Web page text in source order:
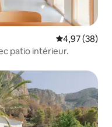
Note
4,97 (38)
patio intérieur.
plus aimés